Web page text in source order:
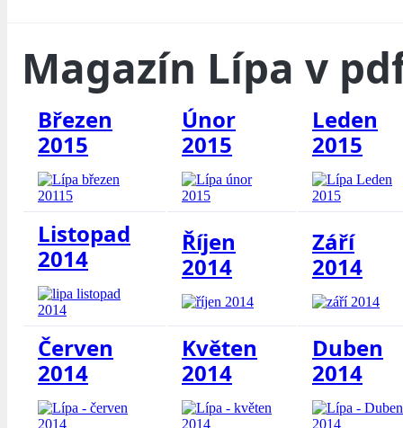
Magazín Lípa v
Březen
2015
Únor
2015
Leden
2015
Listopad
2014
Říjen
2014
Září
2014
Červen
2014
Květen
2014
Duben
2014